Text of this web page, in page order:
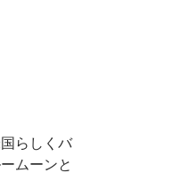
らしくバ
ムーンと